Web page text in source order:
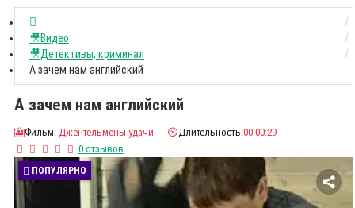
🎥Видео
🎥Детективы, криминал
А зачем нам английский
А зачем нам английский
🎦Фильм: Джентельмены удачи ⏲️Длительность:00:00:29
0 отзывов
ПОПУЛЯРНО